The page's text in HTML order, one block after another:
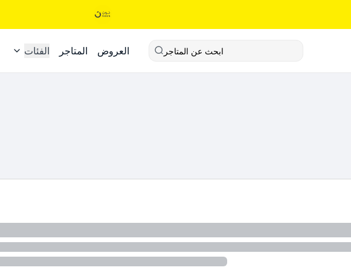
الفئات المتاجر العروض ابحث عن المتاجر